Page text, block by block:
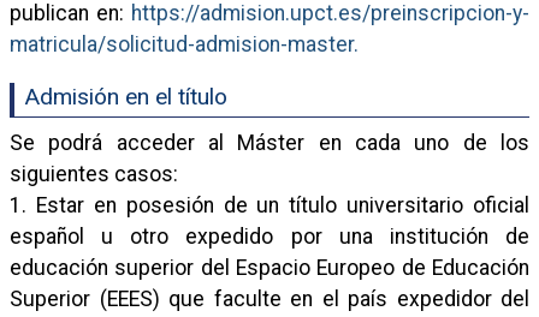
publican en: https://admision.upct.es/preinscripcion-y-
matricula/solicitud-admision-master.
Admisión en el título
Se podrá acceder al Máster en cada uno de los
siguientes casos:
1. Estar en posesión de un título universitario oficial
español u otro expedido por una institución de
educación superior del Espacio Europeo de Educación
Superior (EEES) que faculte en el país expedidor del